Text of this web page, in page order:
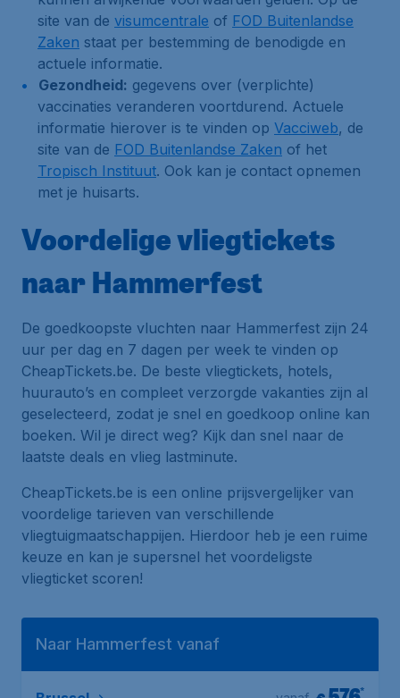
site van de visumcentrale of FOD Buitenlandse
Zaken staat per bestemming de benodigde en
actuele informatie.
Gezondheid: gegevens over (verplichte)
vaccinaties veranderen voortdurend. Actuele
informatie hierover is te vinden op Vacciweb, de
site van de FOD Buitenlandse Zaken of het
Tropisch Instituut. Ook kan je contact opnemen
met je huisarts.
Voordelige vliegtickets
naar Hammerfest
De goedkoopste vluchten naar Hammerfest zijn 24
uur per dag en 7 dagen per week te vinden op
CheapTickets.be. De beste vliegtickets, hotels,
huurauto’s en compleet verzorgde vakanties zijn al
geselecteerd, zodat je snel en goedkoop online kan
boeken. Wil je direct weg? Kijk dan snel naar de
laatste deals en vlieg lastminute.
CheapTickets.be is een online prijsvergelijker van
voordelige tarieven van verschillende
vliegtuigmaatschappijen. Hierdoor heb je een ruime
keuze en kan je supersnel het voordeligste
vliegticket scoren!
Naar Hammerfest vanaf
*